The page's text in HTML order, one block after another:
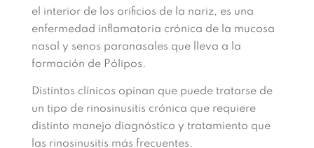
el interior de los orificios de la nariz, es una
enfermedad inflamatoria crónica de la mucosa
nasal y senos paranasales que lleva a la
formación de Pólipos.
Distintos clínicos opinan que puede tratarse de
un tipo de rinosinusitis crónica que requiere
distinto manejo diagnóstico y tratamiento que
las rinosinusitis más frecuentes.